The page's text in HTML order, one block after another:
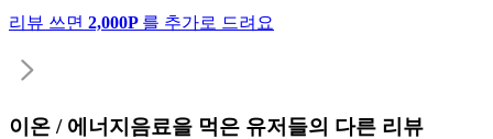
리뷰 쓰면 2,000P 를 추가로 드려요
이온 / 에너지음료을 먹은 유저들의 다른 리뷰